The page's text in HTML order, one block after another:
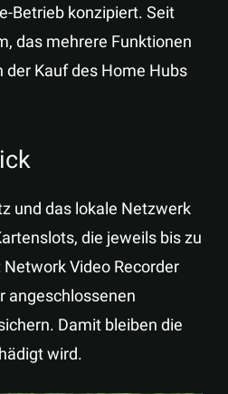
Betrieb konzipiert. Seit
das mehrere Funktionen
Kauf des Home Hubs
und das lokale Netzwerk
die jeweils bis zu
Video Recorder
angeschlossenen
Damit bleiben die
wird.